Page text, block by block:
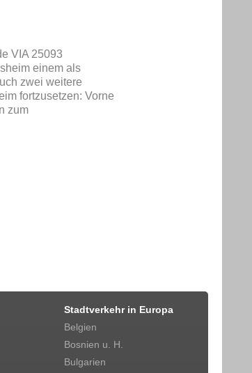
VIA 25093
einem als
zwei weitere
fortzusetzen: Vorne
zum
Stadtverkehr in Europa
Belgien
Bosnien u. H.
Bulgarien